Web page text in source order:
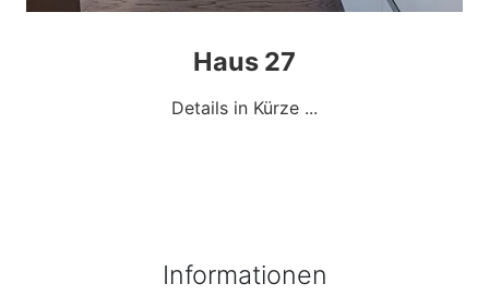
Haus 27
Details in Kürze ...
Informationen